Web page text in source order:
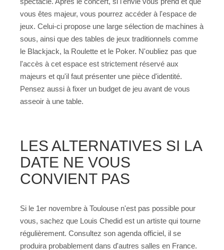
vous êtes majeur, vous pourrez accéder à l'espace de
jeux. Celui-ci propose une large sélection de machines à
sous, ainsi que des tables de jeux traditionnels comme
le Blackjack, la Roulette et le Poker. N'oubliez pas que
l'accès à cet espace est strictement réservé aux
majeurs et qu'il faut présenter une pièce d'identité.
Pensez aussi à fixer un budget de jeu avant de vous
asseoir à une table.
LES ALTERNATIVES SI LA
DATE NE VOUS
CONVIENT PAS
Si le 1er novembre à Toulouse n'est pas possible pour
vous, sachez que Louis Chedid est un artiste qui tourne
régulièrement. Consultez son agenda officiel, il se
produira probablement dans d'autres salles en France.